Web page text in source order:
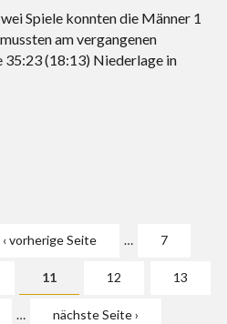
Spiele konnten die Männer 1
am vergangenen
35:23 (18:13) Niederlage in
‹ vorherige Seite … 7
11 12 13
… nächste Seite ›